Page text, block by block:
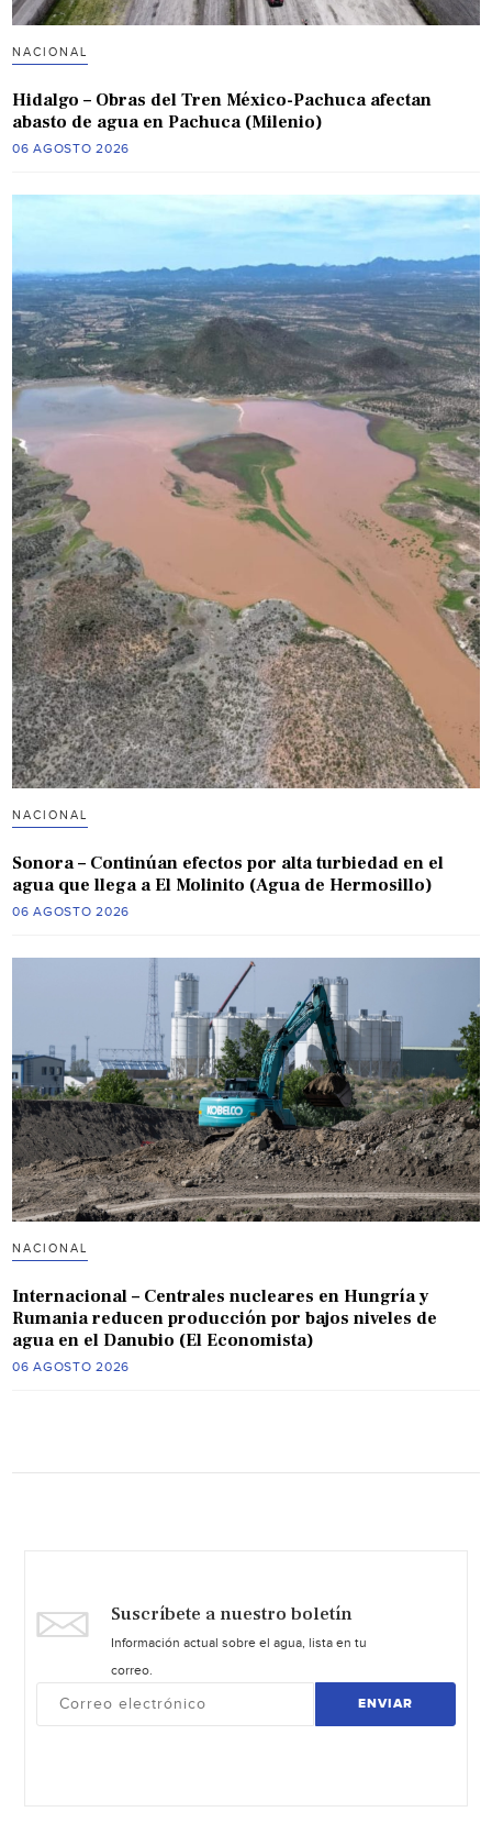
NACIONAL
Hidalgo – Obras del Tren México-Pachuca afectan
abasto de agua en Pachuca (Milenio)
06 AGOSTO 2026
NACIONAL
Sonora – Continúan efectos por alta turbiedad en el
agua que llega a El Molinito (Agua de Hermosillo)
06 AGOSTO 2026
NACIONAL
Internacional – Centrales nucleares en Hungría y
Rumania reducen producción por bajos niveles de
agua en el Danubio (El Economista)
06 AGOSTO 2026
Suscríbete a nuestro boletín
Información actual sobre el agua, lista en tu
correo.
ENVIAR